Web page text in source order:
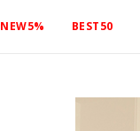
NEW5% BEST50